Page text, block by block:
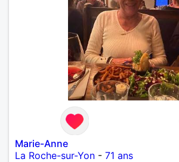
Marie-Anne
La Roche-sur-Yon - 71 ans